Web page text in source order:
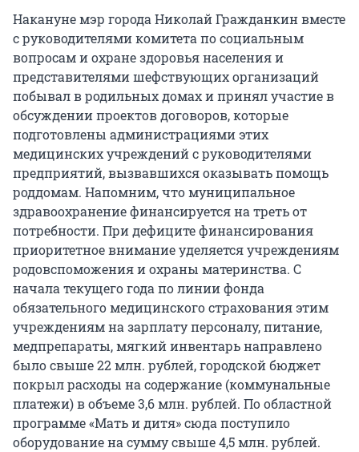
Накануне мэр города Николай Гражданкин вместе
с руководителями комитета по социальным
вопросам и охране здоровья населения и
представителями шефствующих организаций
побывал в родильных домах и принял участие в
обсуждении проектов договоров, которые
подготовлены администрациями этих
медицинских учреждений с руководителями
предприятий, вызвавшихся оказывать помощь
роддомам. Напомним, что муниципальное
здравоохранение финансируется на треть от
потребности. При дефиците финансирования
приоритетное внимание уделяется учреждениям
родовспоможения и охраны материнства. С
начала текущего года по линии фонда
обязательного медицинского страхования этим
учреждениям на зарплату персоналу, питание,
медпрепараты, мягкий инвентарь направлено
было свыше 22 млн. рублей, городской бюджет
покрыл расходы на содержание (коммунальные
платежи) в объеме 3,6 млн. рублей. По областной
программе «Мать и дитя» сюда поступило
оборудование на сумму свыше 4,5 млн. рублей.